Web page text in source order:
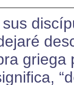
griega